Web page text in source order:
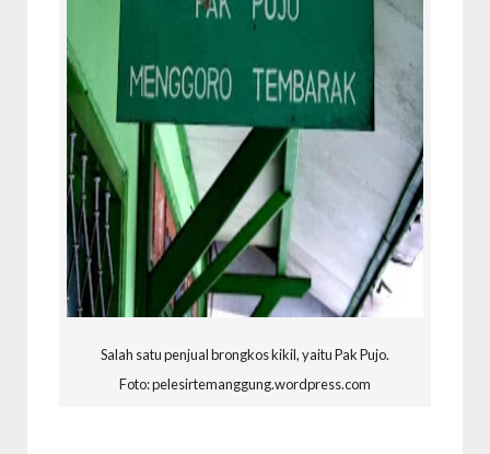
Salah satu penjual brongkos kikil, yaitu Pak Pujo.
Foto: pelesirtemanggung.wordpress.com